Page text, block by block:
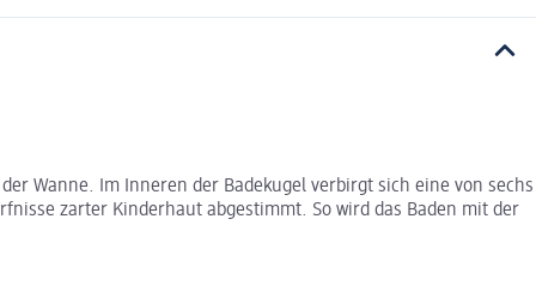
Wanne. Im Inneren der Badekugel verbirgt sich eine von sechs
zarter Kinderhaut abgestimmt. So wird das Baden mit der